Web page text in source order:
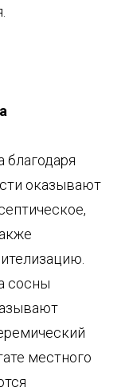
оказывают
сосны
местного